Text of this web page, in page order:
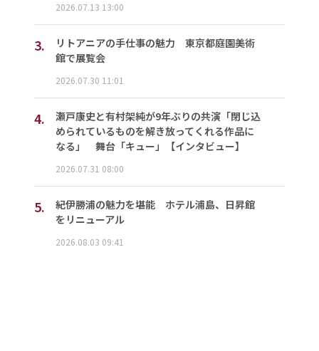
2026.07.13 13:00
3.
リトアニアの手仕事の魅力 東京都庭園美術
館で展覧会
2026.07.30 11:01
4.
瀬戸康史と有村架純が9年ぶりの共演「閉じ込
められているものを解き放ってくれる作品に
なる」 舞台「キュー」【インタビュー】
2026.07.31 08:00
5.
紀伊勝浦の魅力を堪能 ホテル浦島、日昇館
をリニューアル
2026.08.03 09:41